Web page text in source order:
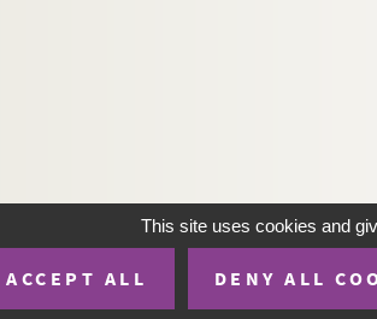
This site uses cookies and
ALL DENY ALL